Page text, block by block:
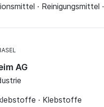
· Reinigungsmittel
AG
· Klebstoffe